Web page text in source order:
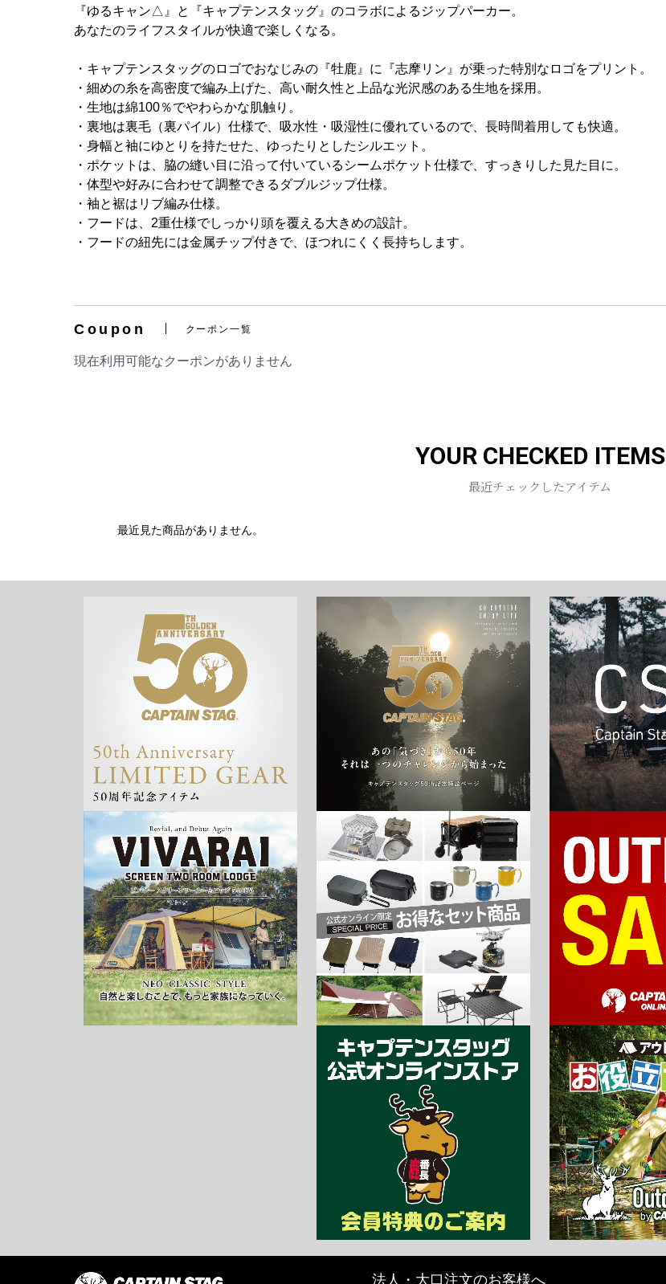
『ゆるキャン△』と『キャプテンスタッグ』のコラボによるジップパーカー。
あなたのライフスタイルが快適で楽しくなる。
・キャプテンスタッグのロゴでおなじみの『牡鹿』に『志摩リン』が乗った特別なロゴをプリント。
・細めの糸を高密度で編み上げた、高い耐久性と上品な光沢感のある生地を採用。
・生地は綿100％でやわらかな肌触り。
・裏地は裏毛（裏パイル）仕様で、吸水性・吸湿性に優れているので、長時間着用しても快適。
・身幅と袖にゆとりを持たせた、ゆったりとしたシルエット。
・ポケットは、脇の縫い目に沿って付いているシームポケット仕様で、すっきりした見た目に。
・体型や好みに合わせて調整できるダブルジップ仕様。
・袖と裾はリブ編み仕様。
・フードは、2重仕様でしっかり頭を覆える大きめの設計。
・フードの紐先には金属チップ付きで、ほつれにくく長持ちします。
Coupon クーポン一覧
現在利用可能なクーポンがありません
YOUR CHECKED ITEMS
最近チェックしたアイテム
最近見た商品がありません。
法人・大口注文のお客様へ